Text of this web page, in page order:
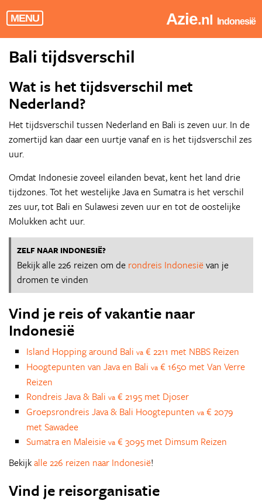
MENU Azie.nl Indonesië
Bali tijdsverschil
Wat is het tijdsverschil met
Nederland?
Het tijdsverschil tussen Nederland en Bali is zeven uur. In de
zomertijd kan daar een uurtje vanaf en is het tijdsverschil zes
uur.
Omdat Indonesie zoveel eilanden bevat, kent het land drie
tijdzones. Tot het westelijke Java en Sumatra is het verschil
zes uur, tot Bali en Sulawesi zeven uur en tot de oostelijke
Molukken acht uur.
ZELF NAAR INDONESIË?
Bekijk alle 226 reizen om de rondreis Indonesiëvan je
dromen te vinden
Vind je reis of vakantie naar
Indonesië
Island Hopping around Bali va € 2211 met NBBS Reizen
Hoogtepunten van Java en Bali va € 1650 met Van Verre
Reizen
Rondreis Java & Bali va € 2195 met Djoser
Groepsrondreis Java & Bali Hoogtepunten va € 2079
met Sawadee
Sumatra en Maleisie va € 3095 met Dimsum Reizen
Bekijkalle 226 reizen naar Indonesië!
Vind je reisorganisatie